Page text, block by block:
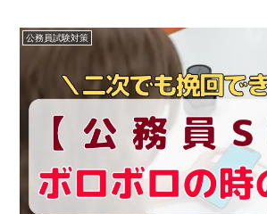
公務員試験対策